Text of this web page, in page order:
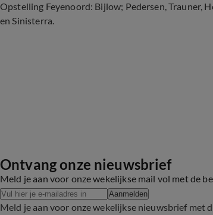
Opstelling Feyenoord: Bijlow; Pedersen, Trauner,
en Sinisterra.
Ontvang onze nieuwsbrief
Meld je aan voor onze wekelijkse mail vol met de
Aanmelden
Meld je aan voor onze wekelijkse nieuwsbrief met